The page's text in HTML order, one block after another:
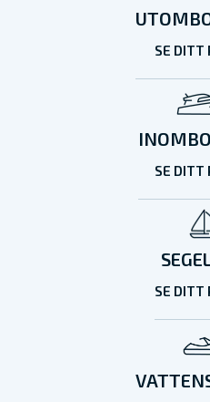
SE DITT
SE DITT
SE DITT